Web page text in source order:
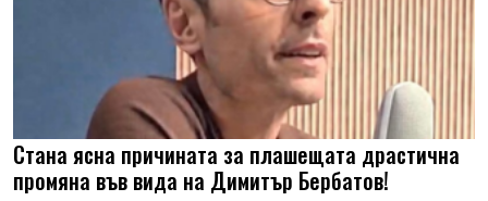
Стана ясна причината за плашещата драстична
промяна във вида на Димитър Бербатов!